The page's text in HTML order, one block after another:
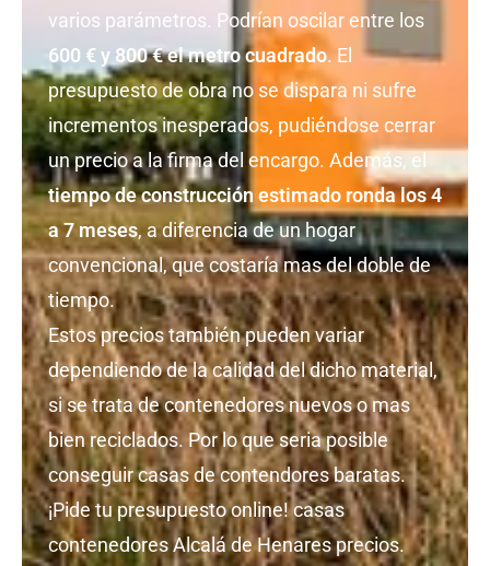
varios parámetros. Podrían oscilar entre los
600 € y 800 € el metro cuadrado. El
presupuesto de obra no se dispara ni sufre
incrementos inesperados, pudiéndose cerrar
un precio a la firma del encargo. Además, el
tiempo de construcción estimado ronda los 4
a 7 meses, a diferencia de un hogar
convencional, que costaría mas del doble de
tiempo.
Estos precios también pueden variar
dependiendo de la calidad del dicho material,
si se trata de contenedores nuevos o mas
bien reciclados. Por lo que seria posible
conseguir casas de contendores baratas.
¡Pide tu presupuesto online! casas
contenedores Alcalá de Henares precios.